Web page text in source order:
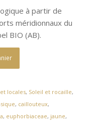
à partir de
méridionnaux du
BIO (AB).
locales, Soleil et rocaille,
, caillouteux,
, euphorbiaceae, jaune,